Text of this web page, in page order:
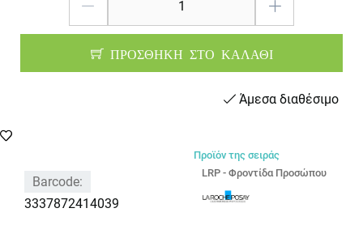
ΠΡΟΣΘΗΚΗ ΣΤΟ ΚΑΛΑΘΙ
Άμεσα διαθέσιμο
Barcode:
3337872414039
Προϊόν της σειράς
LRP - Φροντίδα Προσώπου